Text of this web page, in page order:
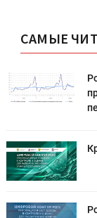
САМЫЕ